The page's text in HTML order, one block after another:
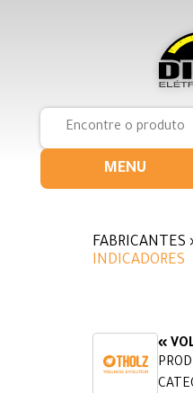
MENU
FABRICANTES
INDICADORES
«